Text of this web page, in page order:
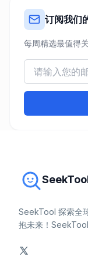
订阅我们
每周精选最值得
SeekTool 探索全
抱未来！